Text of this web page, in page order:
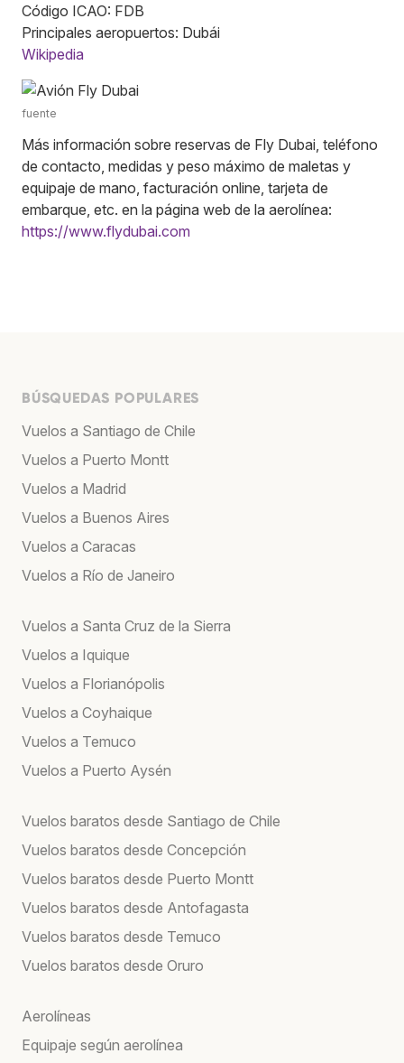
Código ICAO: FDB
Principales aeropuertos: Dubái
Wikipedia
fuente
Más información sobre reservas de Fly Dubai, teléfono
de contacto, medidas y peso máximo de maletas y
equipaje de mano, facturación online, tarjeta de
embarque, etc. en la página web de la aerolínea:
https://www.flydubai.com
BÚSQUEDAS POPULARES
Vuelos a Santiago de Chile
Vuelos a Puerto Montt
Vuelos a Madrid
Vuelos a Buenos Aires
Vuelos a Caracas
Vuelos a Río de Janeiro
Vuelos a Santa Cruz de la Sierra
Vuelos a Iquique
Vuelos a Florianópolis
Vuelos a Coyhaique
Vuelos a Temuco
Vuelos a Puerto Aysén
Vuelos baratos desde Santiago de Chile
Vuelos baratos desde Concepción
Vuelos baratos desde Puerto Montt
Vuelos baratos desde Antofagasta
Vuelos baratos desde Temuco
Vuelos baratos desde Oruro
Aerolíneas
Equipaje según aerolínea